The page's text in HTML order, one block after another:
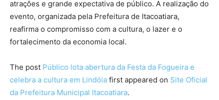
atrações e grande expectativa de público. A realização do
evento, organizada pela Prefeitura de Itacoatiara,
reafirma o compromisso com a cultura, o lazer e o
fortalecimento da economia local.
The post Público lota abertura da Festa da Fogueira e
celebra a cultura em Lindóia first appeared on Site Oficial
da Prefeitura Municipal Itacoatiara.